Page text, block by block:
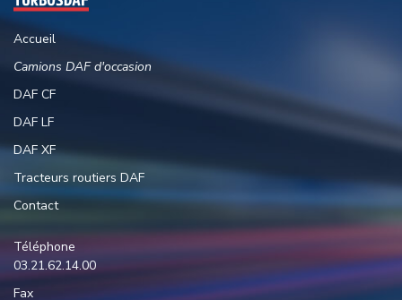
Accueil
Camions DAF d'occasion
DAF CF
DAF LF
DAF XF
Tracteurs routiers DAF
Contact
Téléphone
03.21.62.14.00
Fax